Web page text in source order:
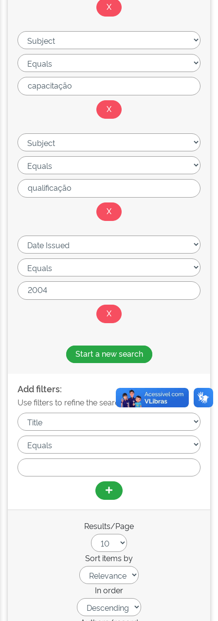
Start a new search
Add filters:
Use filters to refine the search results.
Results/Page
Sort items by
In order